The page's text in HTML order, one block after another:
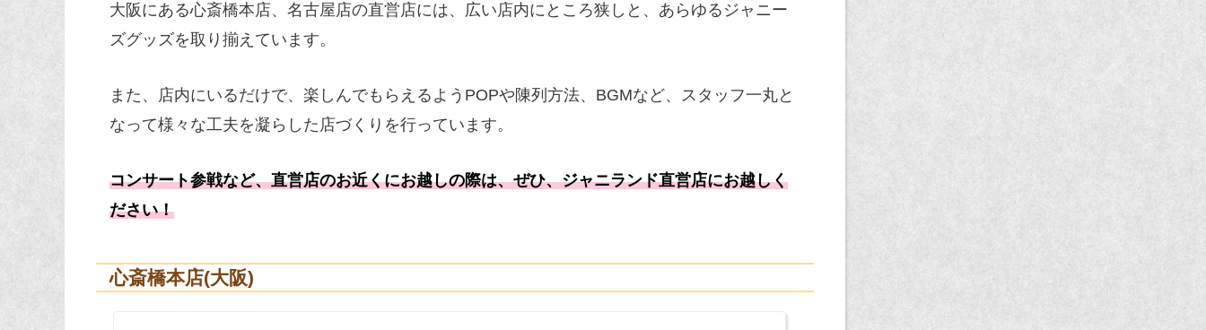
大阪にある心斎橋本店、名古屋店の直営店には、広い店内にところ狭しと、あらゆるジャニー
ズグッズを取り揃えています。
また、店内にいるだけで、楽しんでもらえるようPOPや陳列方法、BGMなど、スタッフ一丸と
なって様々な工夫を凝らした店づくりを行っています。
コンサート参戦など、直営店のお近くにお越しの際は、ぜひ、ジャニランド直営店にお越しく
ださい！
心斎橋本店(大阪)